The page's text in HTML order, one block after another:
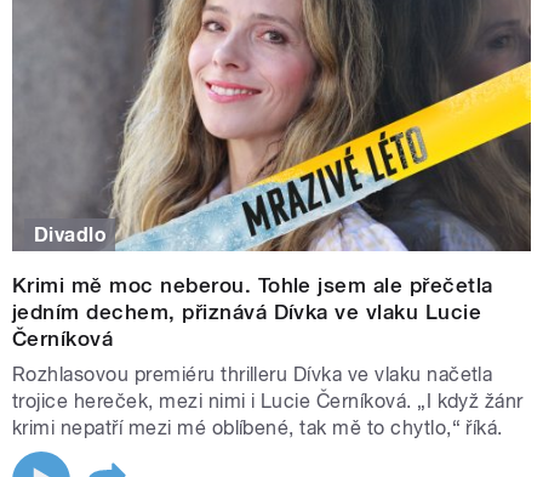
Divadlo
Krimi mě moc neberou. Tohle jsem ale přečetla
jedním dechem, přiznává Dívka ve vlaku Lucie
Černíková
Rozhlasovou premiéru thrilleru Dívka ve vlaku načetla
trojice hereček, mezi nimi i Lucie Černíková. „I když žánr
krimi nepatří mezi mé oblíbené, tak mě to chytlo,“ říká.